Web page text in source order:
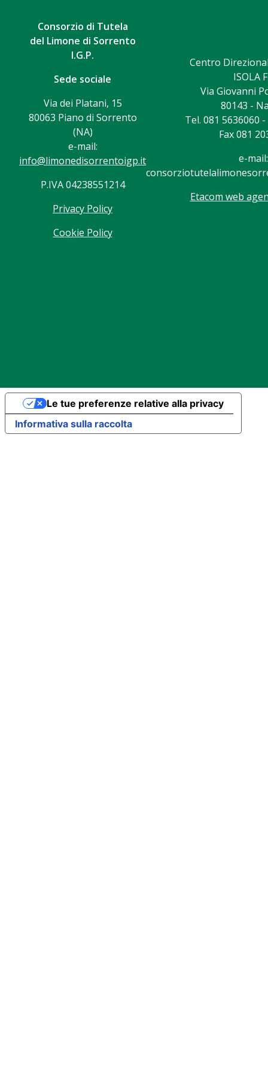
Consorzio di Tutela
del Limone di Sorrento
I.G.P.
Sede sociale
Via dei Platani, 15
80063 Piano di Sorrento
(NA)
e-mail:
info@limonedisorrentoigp.it
P.IVA 04238551214
Privacy Policy
Cookie Policy
Centro
ISOLA
Via Giovanni
80143 -
Tel. 081 5636060
Fax 081
e-mail:
Etacom web
Informativa sulla raccolta
Le tue preferenze relative alla privacy